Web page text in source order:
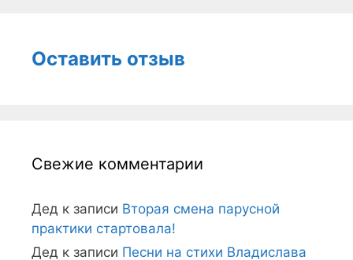
Оставить отзыв
Свежие комментарии
Дед к записи Вторая смена парусной
практики стартовала!
Дед к записи Песни на стихи Владислава